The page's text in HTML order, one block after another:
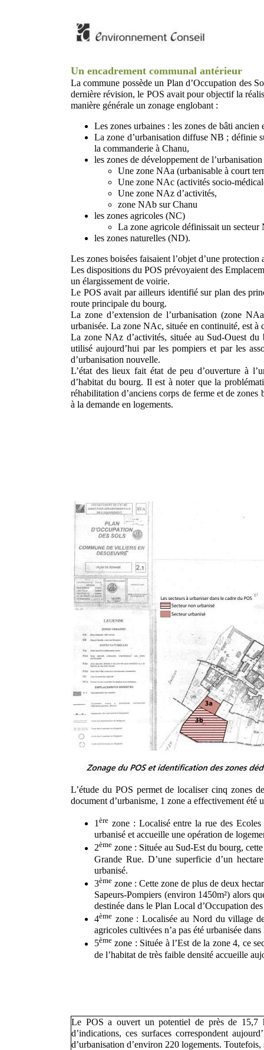
Un encadrement communal antérieur
La commune possède un Plan d’Occupation des
dernière révision, le POS avait pour objectif la
manière générale un zonage englobant :
Les zones urbaines : les zones de bâti
La zone d’urbanisation diffuse NB ; définie
la commanderie à Chanu,
les zones de développement de
Une zone NAa (urbanisable à court
Une zone NAc (activités socio-
Une zone NAz d’activités,
zone NAb sur Chanu
les zones agricoles (NC)
La zone agricole définissait un
les zones naturelles (ND).
Les zones boisées faisaient l’objet d’une
Les dispositions du POS prévoyaient des
un élargissement de voirie.
Le POS avait par ailleurs identifié sur plan des
route principale du bourg.
La zone d’extension de l’urbanisation (zone
urbanisée. La zone NAc, située en continuité, est
La zone NAz d’activités, située au Sud-Ouest
utilisé aujourd’hui par les pompiers et par les
d’urbanisation nouvelle.
L’état des lieux fait état de peu d’ouverture à
d’habitat du bourg. Il est à noter que la
réhabilitation d’anciens corps de ferme et de
à la demande en logements.
L’étude du POS permet de localiser cinq zones
document d’urbanisme, 1 zone a effectivement été
1 ère zone : Localisé entre la rue des
urbanisé et accueille une opération de
2ème zone : Située au Sud-Est du bourg,
Grande Rue. D’une superficie d’un
urbanisé.
3ème zone : Cette zone de plus de deux
Sapeurs-Pompiers (environ 1450m²) alors
destinée dans le Plan Local d’Occupation
4ème zone : Localisée au Nord du village
agricoles cultivées n’a pas été urbanisée
5ème zone : Située à l’Est de la zone 4, ce
de l’habitat de très faible densité accueille
Le POS a ouvert un potentiel de près de 15,7
d’indications, ces surfaces correspondent
d’urbanisation d’environ 220 logements.